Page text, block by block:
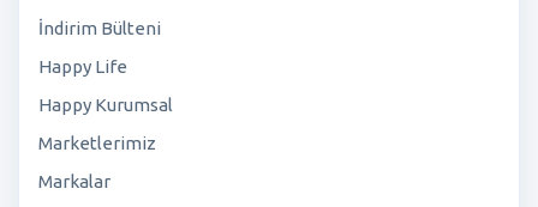
İndirim Bülteni
Happy Life
Happy Kurumsal
Marketlerimiz
Markalar